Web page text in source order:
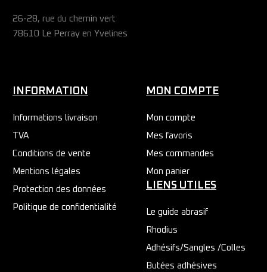
26-28, rue du chemin vert
78610 Le Perray en Yvelines
INFORMATION
Informations livraison
TVA
Conditions de vente
Mentions légales
Protection des données
Politique de confidentialité
MON COMPTE
Mon compte
Mes favoris
Mes commandes
Mon panier
LIENS UTILES
Le guide abrasif
Rhodius
Adhésifs/Sangles /Colles
Butées adhésives